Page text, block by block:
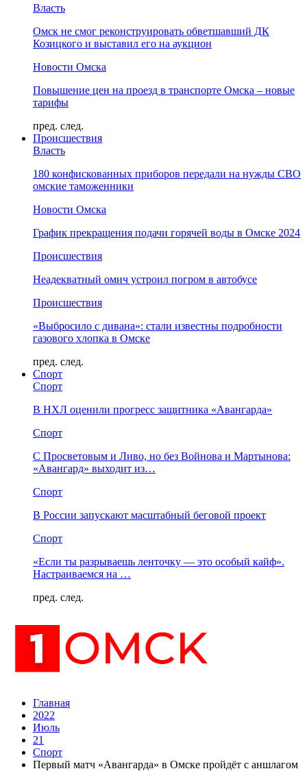
Власть
Омск не смог реконструировать обветшавший ДК
Козицкого и выставил его на аукцион
Новости Омска
Повышение цен на проезд в транспорте Омска – новые
тарифы
пред. след.
Происшествия
Власть
180 конфискованных приборов передали на нужды СВО
омские таможенники
Новости Омска
График прекращения подачи горячей воды в Омске 2024
Происшествия
Неадекватный омич устроил погром в автобусе
Происшествия
«Выбросило с дивана»: стали известны подробности
газового хлопка в Омске
пред. след.
Спорт
Спорт
В НХЛ оценили прогресс защитника «Авангарда»
Спорт
С Просветовым и Ливо, но без Войнова и Мартынова:
«Авангард» выходит из…
Спорт
В России запускают масштабный беговой проект
Спорт
«Если ты разрываешь ленточку — это особый кайф».
Настраиваемся на …
пред. след.
Главная
2022
Июль
21
Спорт
Первый матч «Авангарда» в Омске пройдёт с аншлагом